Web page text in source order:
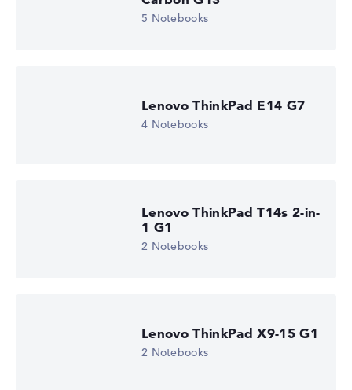
5 Notebooks
Lenovo ThinkPad E14 G7
4 Notebooks
Lenovo ThinkPad T14s 2-in-
1 G1
2 Notebooks
Lenovo ThinkPad X9-15 G1
2 Notebooks